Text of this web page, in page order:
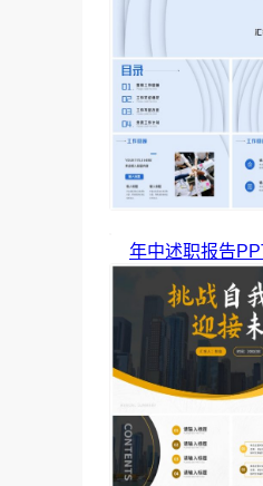
年中述职报告